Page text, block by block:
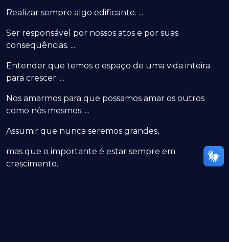
Realizar sempre algo edificante. ...
Ser responsável por nossos atos e por suas
conseqüências. ...
Entender que temos o espaço de uma vida inteira
para crescer. ...
Nos amarmos para que possamos amar os outros
como nós mesmos. ...
Assumir que nunca seremos grandes,
mas que o importante é estar sempre em
crescimento.